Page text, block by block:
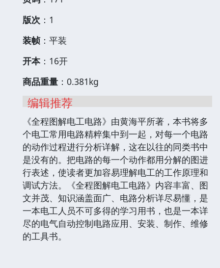
版次 ：1
装帧 ：平装
开本：16开
商品重量 ：0.381kg
编辑推荐
《全程图解电工电路》由黄海平所著，本书将多
个电工常用电路精粹集中到一起，对每一个电路
的动作过程进行分析详解，这在以往的同类书中
是没有的。把电路的每一个动作都用分解的图进
行表述，使读者更加容易理解电工的工作原理和
调试方法。《全程图解电工电路》内容丰富、图
文并茂、知识涵盖面广、电路分析详尽易懂，是
一本电工人员不可多得的学习用书，也是一本详
尽的电气自动控制电路应用、安装、制作、维修
的工具书。